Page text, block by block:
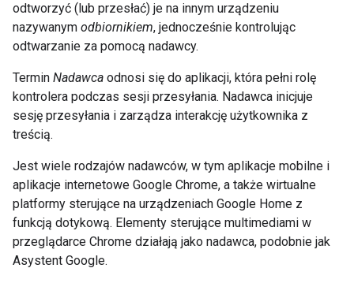
odtworzyć (lub przesłać) je na innym urządzeniu
nazywanym odbiornikiem, jednocześnie kontrolując
odtwarzanie za pomocą nadawcy.
Termin Nadawca odnosi się do aplikacji, która pełni rolę
kontrolera podczas sesji przesyłania. Nadawca inicjuje
sesję przesyłania i zarządza interakcję użytkownika z
treścią.
Jest wiele rodzajów nadawców, w tym aplikacje mobilne i
aplikacje internetowe Google Chrome, a także wirtualne
platformy sterujące na urządzeniach Google Home z
funkcją dotykową. Elementy sterujące multimediami w
przeglądarce Chrome działają jako nadawca, podobnie jak
Asystent Google.